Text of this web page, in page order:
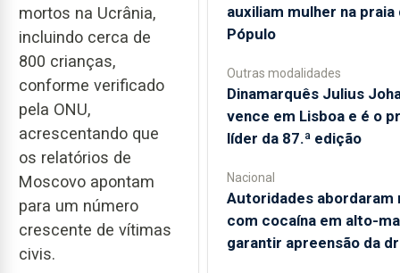
mortos na Ucrânia,
incluindo cerca de
800 crianças,
conforme verificado
pela ONU,
acrescentando que
os relatórios de
Moscovo apontam
para um número
crescente de vítimas
civis.
auxiliam mulher na praia
Pópulo
Outras modalidades
Dinamarquês Julius
vence em Lisboa e é o
líder da 87.ª edição
Nacional
Autoridades abordaram
com cocaína em alto-
garantir apreensão da